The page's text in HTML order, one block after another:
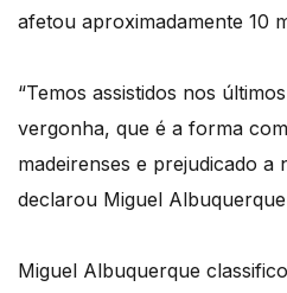
afetou aproximadamente 10
“Temos assistidos nos
vergonha, que é a forma
madeirenses e prejudicado a
declarou Miguel Albuquerque
Miguel Albuquerque